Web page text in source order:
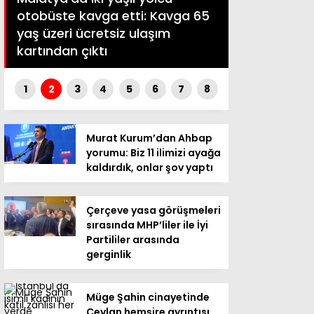
otobüste kavga etti: Kavga 65
yaş üzeri ücretsiz ulaşım
kartından çıktı
1 2 3 4 5 6 7 8
Murat Kurum’dan Ahbap
yorumu: Biz 11 ilimizi ayağa
kaldırdık, onlar şov yaptı
Çerçeve yasa görüşmeleri
sırasında MHP’liler ile İyi
Partililer arasında
gerginlik
Müge Şahin cinayetinde